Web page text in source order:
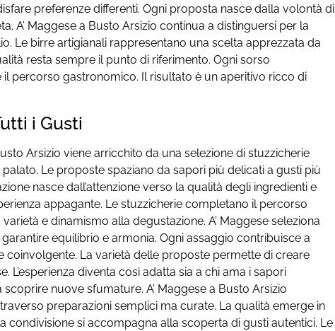
preferenze differenti. Ogni proposta nasce dalla volontà di
A’ Maggese a Busto Arsizio continua a distinguersi per la
Le birre artigianali rappresentano una scelta apprezzata da
resta sempre il punto di riferimento. Ogni sorso
percorso gastronomico. Il risultato è un aperitivo ricco di
i Gusti
Arsizio viene arricchito da una selezione di stuzzicherie
Le proposte spaziano da sapori più delicati a gusti più
nasce dall’attenzione verso la qualità degli ingredienti e
appagante. Le stuzzicherie completano il percorso
e dinamismo alla degustazione. A’ Maggese seleziona
equilibrio e armonia. Ogni assaggio contribuisce a
coinvolgente. La varietà delle proposte permette di creare
L’esperienza diventa così adatta sia a chi ama i sapori
nuove sfumature. A’ Maggese a Busto Arsizio
preparazioni semplici ma curate. La qualità emerge in
condivisione si accompagna alla scoperta di gusti autentici. Le